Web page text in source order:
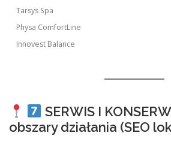
Tarsys Spa
Physa ComfortLine
Innovest Balance
SERWIS I
obszary działania (SEO